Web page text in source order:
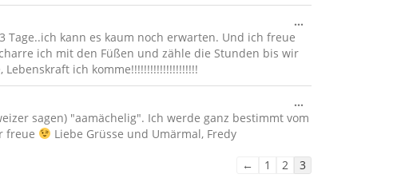
kann es kaum noch erwarten. Und ich freue
ich mit den Füßen und zähle die Stunden bis wir
ich komme!!!!!!!!!!!!!!!!!!!!!
...
sagen) "aamächelig". Ich werde ganz bestimmt vom
freue
Liebe Grüsse und Umärmal, Fredy
...
Metabox
Navigation
← 1 2 3